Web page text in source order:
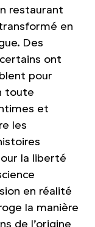
restaurant
en
Des
ont
pour
toute
et
les
la liberté
en réalité
la manière
de l’origine